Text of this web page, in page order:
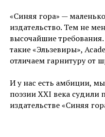
«Синяя гора» —
издательство. Тем не
высочайшие
такие «Эльзевиры»,
отличаем гарнитуру от
И у нас есть амбиции,
поэзии XXI века
издательстве «Синяя